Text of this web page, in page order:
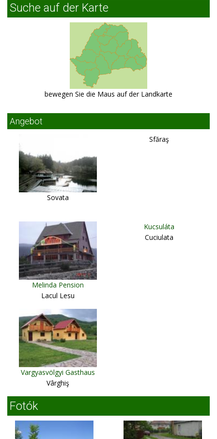
Suche auf der Karte
bewegen Sie die Maus auf der Landkarte
Angebot
Sovata
Sfăraş
Melinda Pension
Lacul Lesu
Kucsuláta
Cuciulata
Vargyasvölgyi Gasthaus
Vârghiş
Fotók